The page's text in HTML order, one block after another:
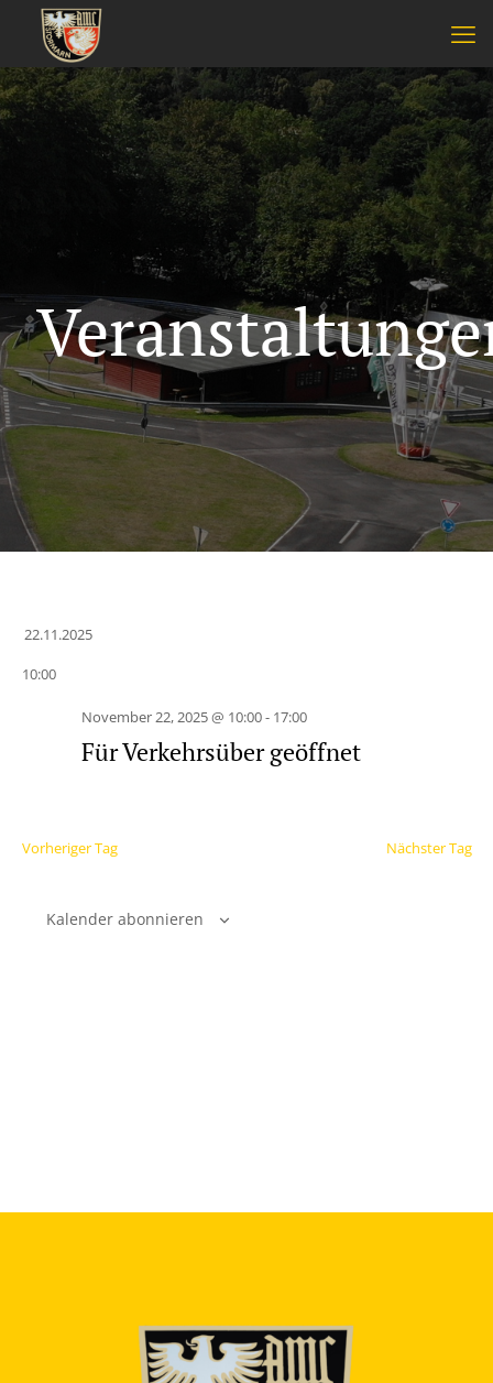
22.11.2025
wählen.
10:00
November 22, 2025 @ 10:00- 17:00
Für Verkehrsüber geöffnet
Vorheriger Tag Nächster Tag
Kalender abonnieren